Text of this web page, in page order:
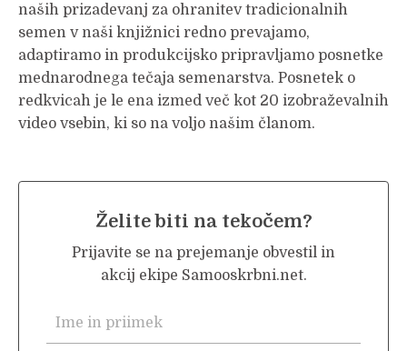
naših prizadevanj za ohranitev tradicionalnih
semen v naši knjižnici redno prevajamo,
adaptiramo in produkcijsko pripravljamo posnetke
mednarodnega tečaja semenarstva. Posnetek o
redkvicah je le ena izmed več kot 20 izobraževalnih
video vsebin, ki so na voljo našim članom.
Želite biti na tekočem?
Prijavite se na prejemanje obvestil in
akcij ekipe Samooskrbni.net.